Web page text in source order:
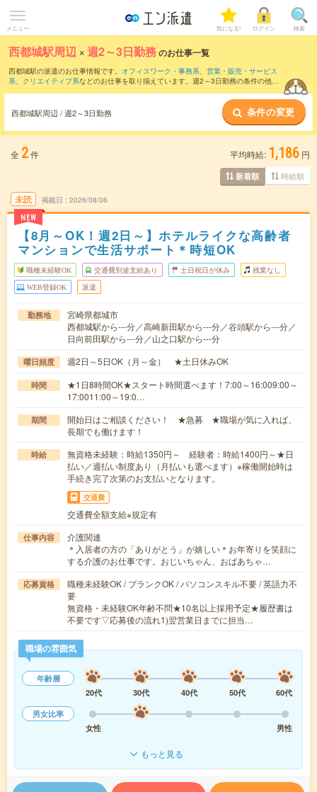
メニュー 気になる! ログイン 検索
西都城駅周辺 ×週2～3日勤務のお仕事一覧
西都城駅の派遣のお仕事情報です。 オフィスワーク・事務系、 営業・販売・サービス
系、 クリエイティブ系などのお仕事を取り揃えています。週2～3日勤務の条件の他
西都城駅周辺 / 週2～3日勤務 条件の変更
全 2件 平均時給: 1,186 円
新着順 時給順
未読
NEW
掲載日 2026/08/06
【8月～OK！週2日～】ホテルライクな高齢者
マンションで生活サポート＊時短OK
職種未経験OK 交通費別途支給あり 土日祝日が休み 残業なし
WEB登録OK 派遣
勤務地
宮崎県都城市
西都城駅から---分／高崎新田駅から---分／谷頭駅から---分／
日向前田駅から---分／山之口駅から---分
曜日頻度 週2日～5日OK（月～金） ★土日休みOK
時間
★1日8時間OK★スタート時間選べます！7:00～16:009:00～
17:0011:00～19:0…
期間
開始日はご相談ください！ ★急募 ★職場が気に入れば、
長期でも働けます！
時給
無資格未経験：時給1350円～ 経験者：時給1400円～★日
払い／週払い制度あり（月払いも選べます）※稼働開始時は
手続き完了次第のお支払いとなります。
交通費
交通費全額支給※規定有
仕事内容
介護関連
＊入居者の方の「ありがとう」が嬉しい＊お年寄りを笑顔に
する介護のお仕事です。おじいちゃん、おばあちゃ…
応募資格
職種未経験OK / ブランクOK / パソコンスキル不要 / 英語力不
要
無資格・未経験OK年齢不問★10名以上採用予定★履歴書は
不要です▽応募後の流れ1)翌営業日までに担当…
職場の雰囲気
年齢層
20代
30代 40代 50代
60代
男女比率
女性
男性
もっと見る